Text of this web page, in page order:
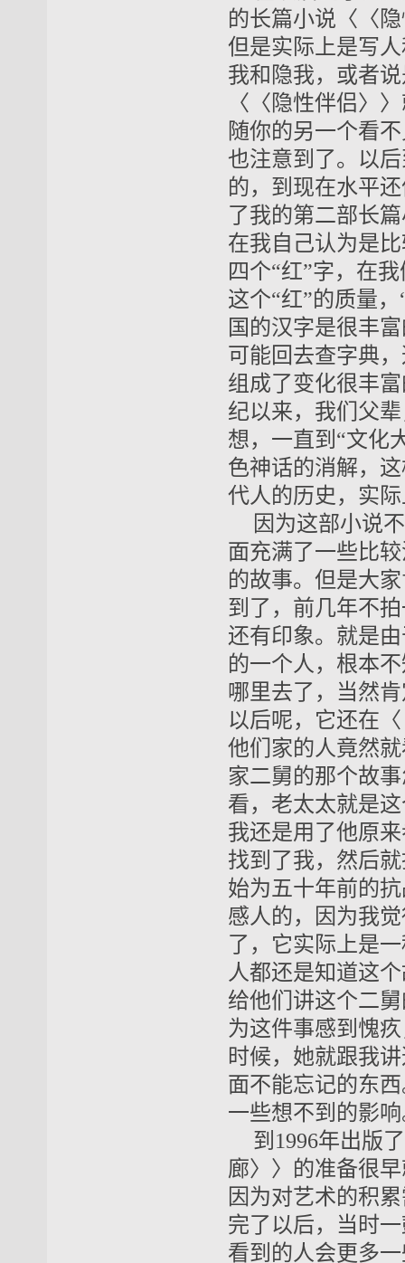
的长篇小说〈〈
但是实际上是写
我和隐我，或者
〈〈隐性伴侣〉
随你的另一个看
也注意到了。以
的，到现在水平
了我的第二部长
在我自己认为是
四个“红”字，在
这个“红”的质量
国的汉字是很丰
可能回去查字典
组成了变化很丰
纪以来，我们父
想，一直到“文化
色神话的消解，
代人的历史，实
因为这部小说
面充满了一些比
的故事。但是大
到了，前几年不
还有印象。就是
的一个人，根本
哪里去了，当然
以后呢，它还在
他们家的人竟然
家二舅的那个故
看，老太太就是
我还是用了他原
找到了我，然后
始为五十年前的
感人的，因为我
了，它实际上是
人都还是知道这
给他们讲这个二
为这件事感到愧
时候，她就跟我
面不能忘记的东
一些想不到的影
到1996年出版
廊〉〉的准备很
因为对艺术的积
完了以后，当时
看到的人会更多